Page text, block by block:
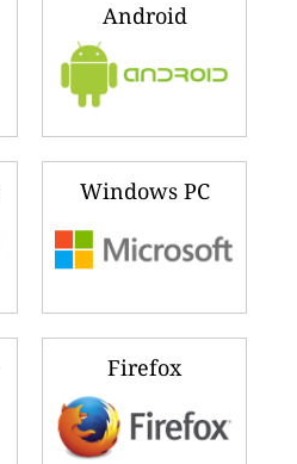
Android
Windows PC
Firefox